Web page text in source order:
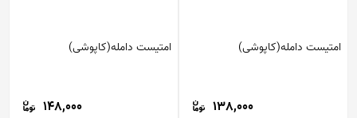
امتیست دامله(کاپوشی)
138,000
امتیست دامله(کاپوشی)
148,000